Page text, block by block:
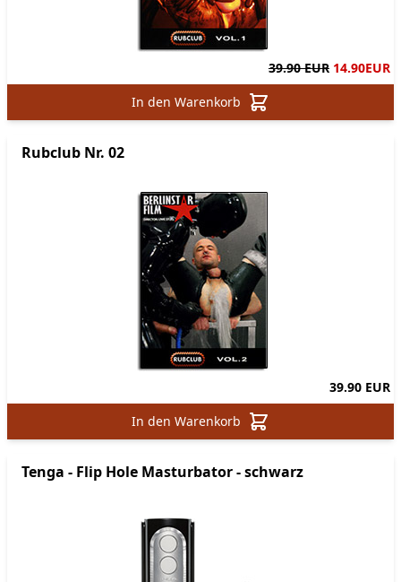
39.90 EUR 14.90EUR
In den Warenkorb
Rubclub Nr. 02
39.90 EUR
In den Warenkorb
Tenga - Flip Hole Masturbator - schwarz